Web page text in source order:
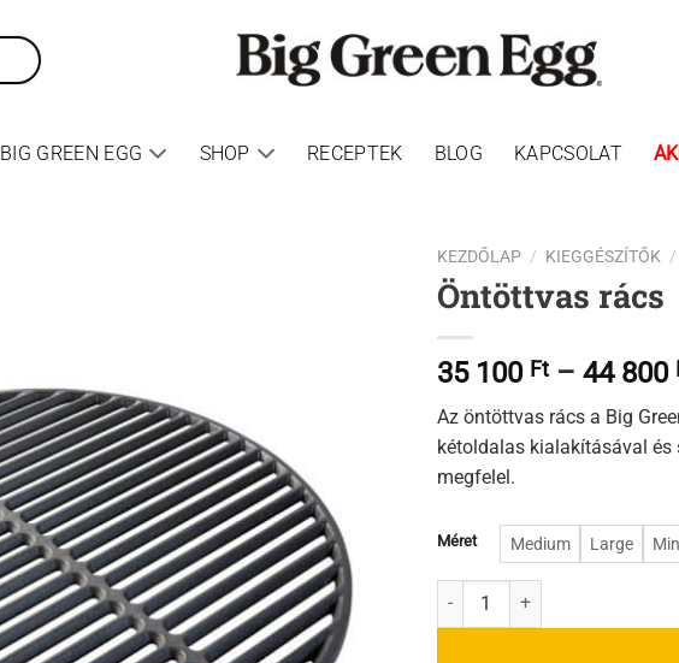
BIG GREEN EGG SHOP RECEPTEK BLOG KAPCSOLAT
KEZDŐLAP / KIEGGÉSZÍTŐK /
Öntöttvas rács
35 100 Ft – 44 800
Az öntöttvas rács a Big
kétoldalas kialakításával
megfelel.
Méret Medium Large
Öntöttvas rács mennyiség